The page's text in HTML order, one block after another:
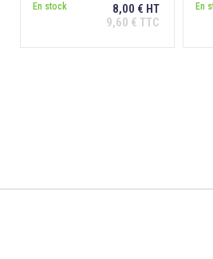
En stock
8,00 € HT
9,60 € TTC
En